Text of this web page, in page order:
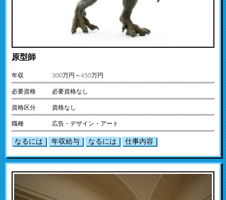
原型師
年収 300万円～450万円
必要資格 必要資格なし
資格区分 資格なし
職種 広告・デザイン・アート
なるには 年収給与 なるには 仕事内容